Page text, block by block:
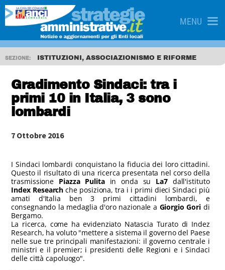
MENU
SEZIONE: ISTITUZIONI, ASSOCIAZIONISMO E RIFORME
Gradimento Sindaci: tra i
primi 10 in Italia, 3 sono
lombardi
7 Ottobre 2016
I Sindaci lombardi conquistano la fiducia dei loro cittadini.
Questo il risultato di una ricerca presentata nel corso della
trasmissione Piazza Pulitain onda su La7dall'istituto
Index Research che posiziona, tra i i primi dieci Sindaci più
amati d'Italia ben 3 primi cittadini lombardi, e
consegnando la medaglia d'oro nazionale a Giorgio Gori di
Bergamo.
La ricerca, come ha evidenziato Natascia Turato di Indez
Research, ha voluto "mettere a sistema il governo del Paese
nelle sue tre principali manifestazioni: il governo centrale i
ministri e il premier; i presidenti delle Regioni e i Sindaci
delle città capoluogo".